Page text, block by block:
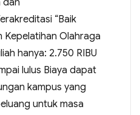
dan
“Baik
Kepelatihan Olahraga
hanya: 2.750 RIBU
lulus Biaya dapat
kampus yang
untuk masa